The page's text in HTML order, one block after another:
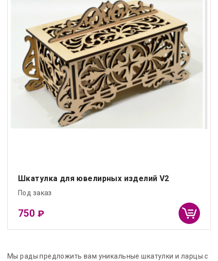
Шкатулка для ювелирных изделий V2
Под заказ
750 ₽
Мы рады предложить вам уникальные шкатулки и ларцы с